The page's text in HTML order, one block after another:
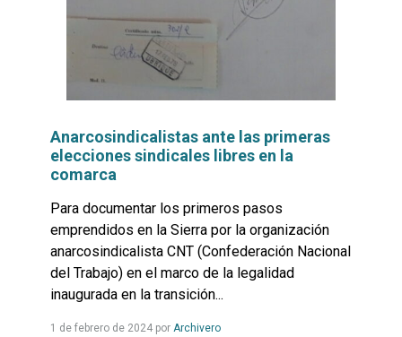
Anarcosindicalistas ante las primeras
elecciones sindicales libres en la
comarca
Para documentar los primeros pasos
emprendidos en la Sierra por la organización
anarcosindicalista CNT (Confederación Nacional
del Trabajo) en el marco de la legalidad
inaugurada en la transición...
1 de febrero de 2024por ArchiveroLeer